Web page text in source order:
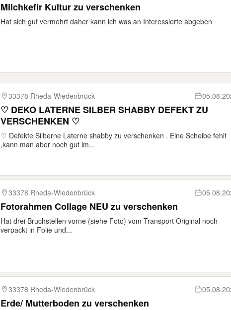
Milchkefir Kultur zu verschenken
Hat sich gut vermehrt daher kann ich was an Interessierte abgeben
33378 Rheda-Wiedenbrück
♡ DEKO LATERNE SILBER SHABBY DEFEKT ZU
VERSCHENKEN ♡
♡ Defekte Silberne Laterne shabby zu verschenken . Eine Scheibe fehlt
,kann man aber noch gut im...
33378 Rheda-Wiedenbrück
Fotorahmen Collage NEU zu verschenken
Hat drei Bruchstellen vorne (siehe Foto) vom Transport Original noch
verpackt in Folie und...
33378 Rheda-Wiedenbrück
Erde/ Mutterboden zu verschenken